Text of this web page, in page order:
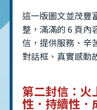
這一版圖文並茂豐
整，滿滿的 6 頁內
信，提供服務、辛
對話框、真實感動
第二封信：火
性．持續性．